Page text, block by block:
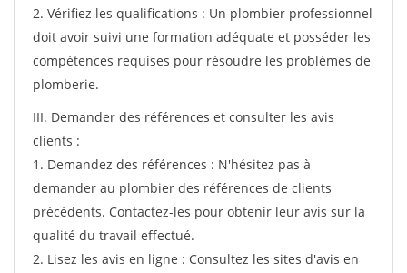
2. Vérifiez les qualifications : Un plombier professionnel
doit avoir suivi une formation adéquate et posséder les
compétences requises pour résoudre les problèmes de
plomberie.
III. Demander des références et consulter les avis
clients :
1. Demandez des références : N'hésitez pas à
demander au plombier des références de clients
précédents. Contactez-les pour obtenir leur avis sur la
qualité du travail effectué.
2. Lisez les avis en ligne : Consultez les sites d'avis en